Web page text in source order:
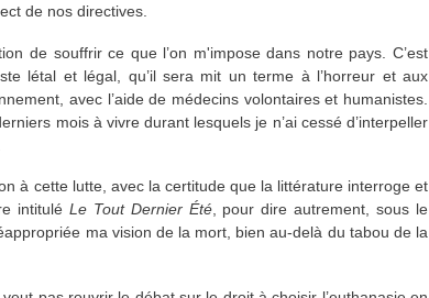
de nos directives.
de souffrir ce que l’on m'impose dans notre pays. C’est
létal et légal, qu’il sera mit un terme à l’horreur et aux
avec l’aide de médecins volontaires et humanistes.
mois à vivre durant lesquels je n’ai cessé d’interpeller
à cette lutte, avec la certitude que la littérature interroge et
intitulé Le Tout Dernier Été, pour dire autrement, sous le
ma vision de la mort, bien au-delà du tabou de la